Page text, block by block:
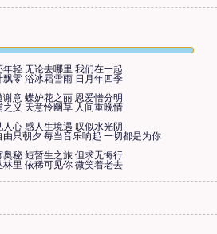
轻 无论去哪里 我们在一起
零 浴冰霜雪雨 日月年四季
意 蝶妒花之丽 恩爱憎分明
义 天意怜幽草 人间重晚情
心 感人生境遇 叹似水光阴
只朝夕 每当音乐响起 一切都是为你
秘 短暂生之旅 但求无悔行
里 依稀可见你 微笑着老去